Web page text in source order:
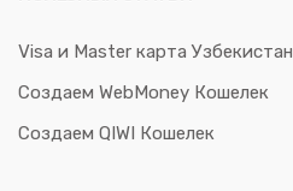
Visa и Master карта Узбекистан
Создаем WebMoney Кошелек
Создаем QIWI Кошелек